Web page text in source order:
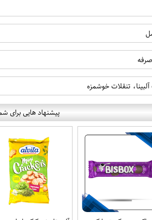
تنقلات خوشمزه
پیشنهاد هایی برای